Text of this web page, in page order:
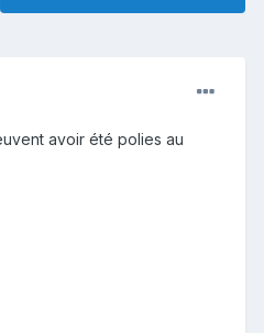
avoir été polies au